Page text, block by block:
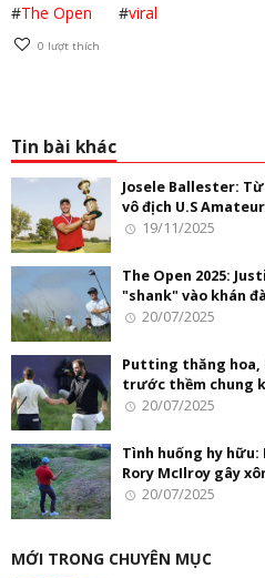
#The Open #viral
0 lượt thích
Tin bài khác
Josele Ballester:
vô địch U.S Amateur
19/11/2025
The Open 2025:
"shank" vào khán
20/07/2025
Putting thăng hoa,
trước thềm chung
20/07/2025
Tình huống hy hữu:
Rory McIlroy gây
20/07/2025
MỚI TRONG CHUYÊN MỤC